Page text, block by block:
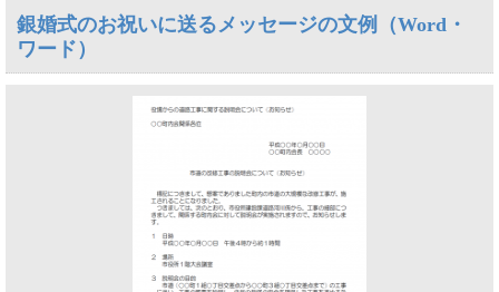
銀婚式のお祝いに送るメッセージの文例（Word・
ワード）